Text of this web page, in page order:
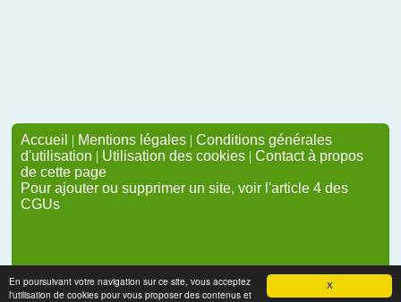
X
En poursuivant votre navigation sur ce site, vous acceptez
l'utilisation de cookies pour vous proposer des contenus et
Accueil | Mentions légales | Conditions générales
d'utilisation | Utilisation des cookies | Contact à propos
de cette page
Pour ajouter ou supprimer un site, voir l'article 4 des
CGUs